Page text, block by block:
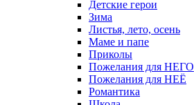
Детские герои
Зима
Листья, лето, осень
Маме и папе
Приколы
Пожелания для НЕГО
Пожелания для НЕЁ
Романтика